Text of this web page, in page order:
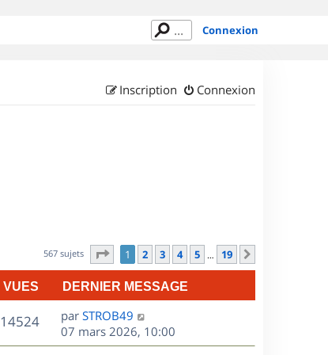
Connexion
Connexion
Inscription
567 sujets Page sur19
1 2 3 4 5 … 19
VUES DERNIER MESSAGE
14524V
u
D
e
r
par STROB49
07 mars 2026, 10:00